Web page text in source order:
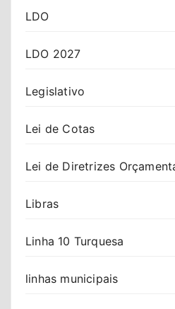
LDO
LDO 2027
Legislativo
Lei de Cotas
Lei de Diretrizes
Libras
Linha 10 Turquesa
linhas municipais